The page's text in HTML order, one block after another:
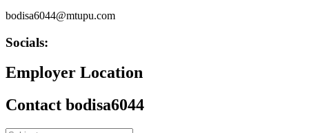
bodisa6044@mtupu.com
Socials:
Employer Location
Contact bodisa6044